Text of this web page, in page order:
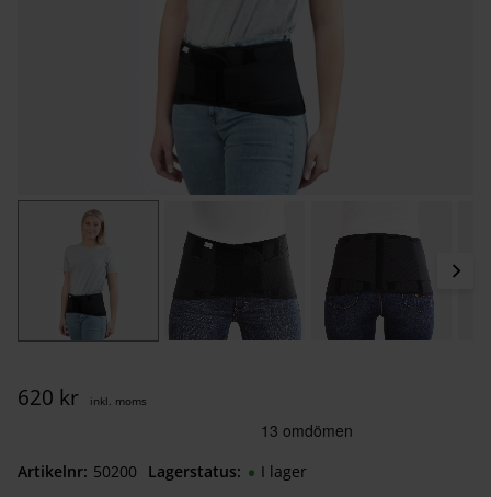
620 kr
Lagerstatus I lager
Artikelnr 502000030